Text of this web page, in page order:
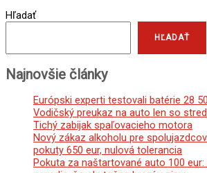
Hľadať
HĽADAŤ
Najnovšie články
Európski experti testovali batérie 28
Vodičský preukaz na auto len so
Tichý zabijak spaľovacieho motora
Nový zákaz alkoholu pre
pokuty 650 eur, nulová tolerancia
Pokuta za naštartované auto 100